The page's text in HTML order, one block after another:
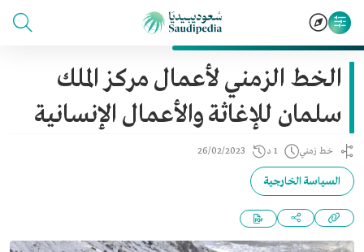
الخط الزمني لأعمال مركز الملك
سلمان للإغاثة والأعمال الإنسانية
خط زمني 1 د 26/02/2023
السياسة الخارجية